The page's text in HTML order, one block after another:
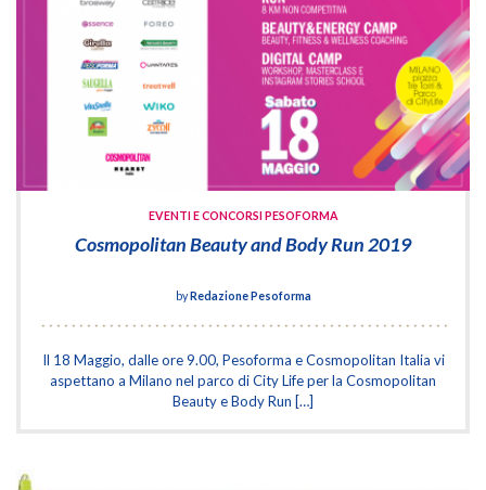
EVENTI E CONCORSI PESOFORMA
Cosmopolitan Beauty and Body Run 2019
byRedazione Pesoforma
Il 18 Maggio, dalle ore 9.00, Pesoforma e Cosmopolitan Italia vi
aspettano a Milano nel parco di City Life per la Cosmopolitan
Beauty e Body Run […]